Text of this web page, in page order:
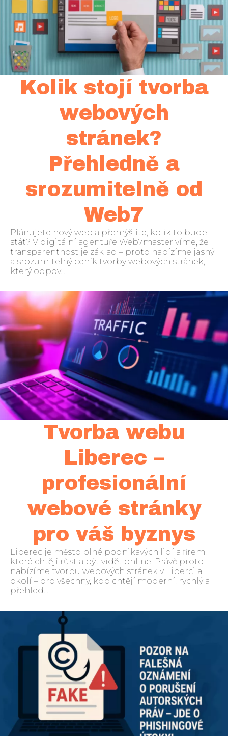
Kolik stojí tvorba
webových
stránek?
Přehledně a
srozumitelně od
Web7
Plánujete nový web a přemýšlíte, kolik to bude
stát? V digitální agentuře Web7master víme, že
transparentnost je základ – proto nabízíme jasný
a srozumitelný ceník tvorby webových stránek,
který odpov...
Tvorba webu
Liberec –
profesionální
webové stránky
pro váš byznys
Liberec je město plné podnikavých lidí a firem,
které chtějí růst a být vidět online. Právě proto
nabízíme tvorbu webových stránek v Liberci a
okolí – pro všechny, kdo chtějí moderní, rychlý a
přehled...